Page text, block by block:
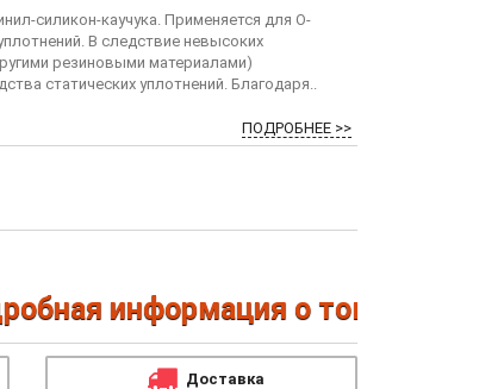
силикон-каучука. Применяется для О-
В следствие невысоких
резиновыми материалами)
статических уплотнений. Благодаря..
ПОДРОБНЕЕ >>
информация о товарах по
Доставка